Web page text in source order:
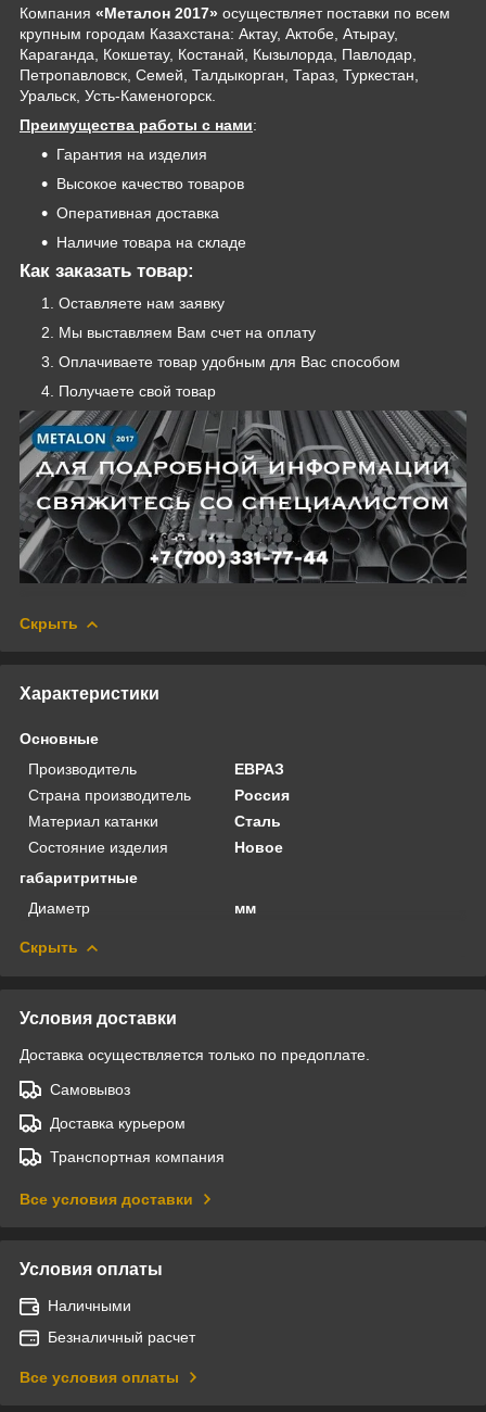
Компания «Металон 2017» осуществляет поставки по всем
крупным городам Казахстана: Актау, Актобе, Атырау,
Караганда, Кокшетау, Костанай, Кызылорда, Павлодар,
Петропавловск, Семей, Талдыкорган, Тараз, Туркестан,
Уральск, Усть-Каменогорск.
Преимущества работы с нами:
Гарантия на изделия
Высокое качество товаров
Оперативная доставка
Наличие товара на складе
Как заказать товар:
Оставляете нам заявку
Мы выставляем Вам счет на оплату
Оплачиваете товар удобным для Вас способом
Получаете свой товар
Скрыть
Характеристики
Основные
Производитель
ЕВРАЗ
Страна производитель
Россия
Материал катанки
Сталь
Состояние изделия
Новое
габаритритные
Диаметр
мм
Скрыть
Условия доставки
Доставка осуществляется только по предоплате.
Самовывоз
Доставка курьером
Транспортная компания
Все условия доставки
Условия оплаты
Наличными
Безналичный расчет
Все условия оплаты